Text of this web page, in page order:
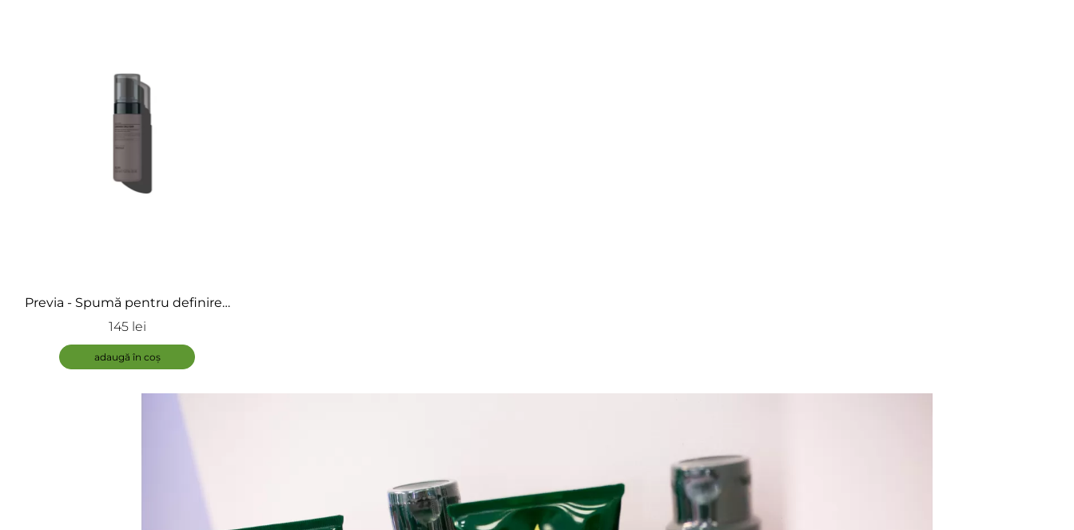
Previa - Spumă pentru definirea
buclelor - Spumă Luscious Curls
145 lei
adaugă în coș